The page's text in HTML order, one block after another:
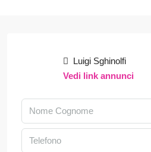
Luigi Sghinolfi
Vedi link annunci